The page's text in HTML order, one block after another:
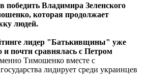
победить Владимира Зеленского
которая продолжает
людей.
лидер "Батькивщины" уже
почти сравнялась с Петром
Тимошенко вместе с
лидирует среди украинцев